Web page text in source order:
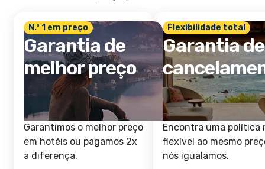
N.º 1 em preço
Garantia de
melhor preço
Garantimos o melhor preço
em hotéis ou pagamos 2x
a diferença.
Flexibilidade total
Garantia de
Encontra uma política
flexível ao mesmo
nós igualamos.